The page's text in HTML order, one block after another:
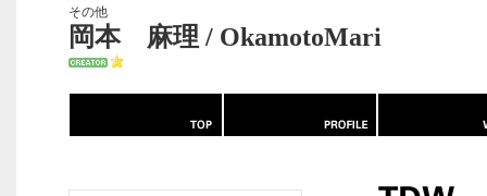
その他
岡本 麻理 / OkamotoMari